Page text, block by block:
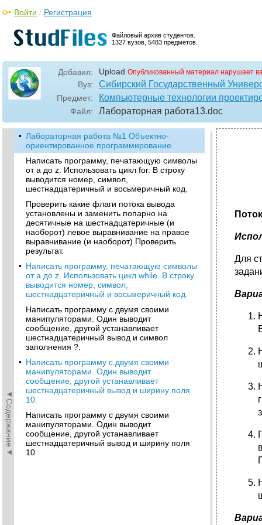
Файловый архив студентов.
1327 вузов, 5483 предметов.
Войти / Регистрация
Добавил: Upload Опубликованный материал нарушает
Вуз: Сибирский Государственный
Предмет: Компьютерные технологии
Файл: Лабораторная работа13.doc
◄Содержание◄
• Лабораторная работа №1 Объектно-
ориентированное программирование
Написать программу, печатающую символы
от a до z. Использовать цикл for. В строку
выводится номер, символ,
шестнадцатеричный и восьмеричный код.
Проверить какие флаги потока вывода
установлены и заменить попарно на
десятичные на шестнадцатеричные (и
наоборот) левое выравнивание на правое
выравнивание (и наоборот) Проверить
результат.
• Написать программу, печатающую символы
от a до z. Использовать цикл while. В строку
выводится номер, символ,
шестнадцатеричный и восьмеричный код.
Написать программу с двумя своими
манипуляторами. Один выводит
сообщение, другой устанавливает
шестнадцатеричный вывод и символ
заполнения ?.
• Написать программу с двумя своими
манипуляторами. Один выводит
сообщение, другой устанавливает
шестнадцатеричный вывод и ширину поля
10.
Написать программу с двумя своими
манипуляторами. Один выводит
сообщение, другой устанавливает
шестнадцатеричный вывод и ширину поля
10.
Для